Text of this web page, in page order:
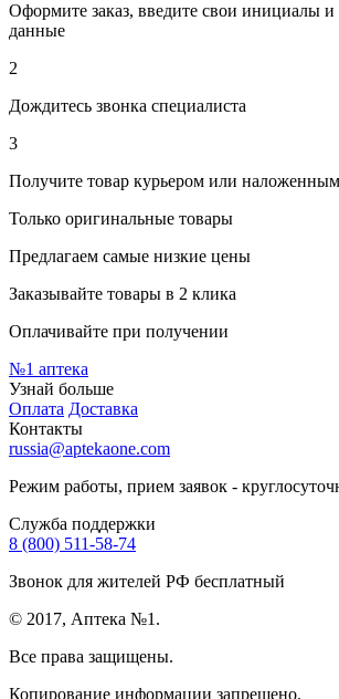
Оформите заказ, введите свои инициалы и
данные
2
Дождитесь звонка специалиста
3
Получите товар курьером или
Только оригинальные товары
Предлагаем самые низкие цены
Заказывайте товары в 2 клика
Оплачивайте при получении
№1 аптека
Узнай больше
Оплата Доставка
Контакты
russia@aptekaone.com
Режим работы, прием заявок -
Служба поддержки
8 (800) 511-58-74
Звонок для жителей РФ бесплатный
© 2017, Аптека №1.
Все права защищены.
Копирование информации запрещено.